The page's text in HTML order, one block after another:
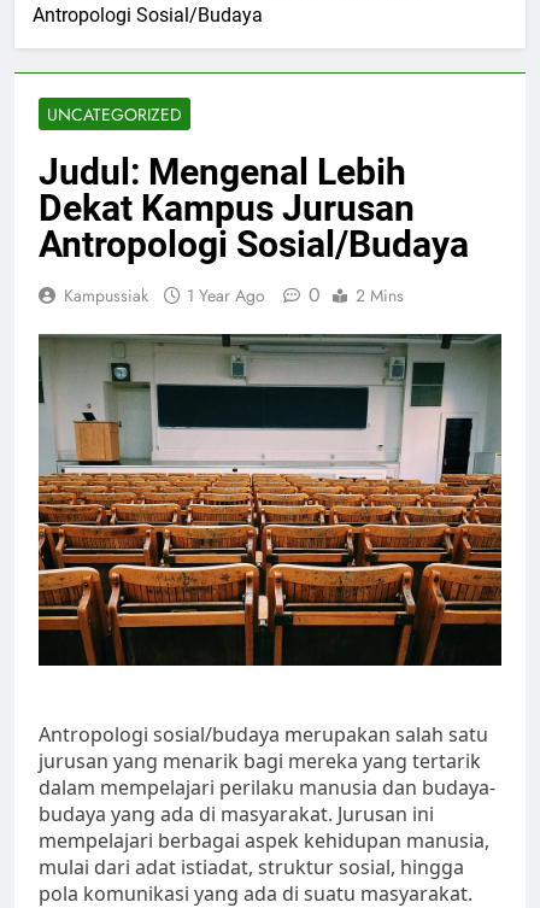
Antropologi Sosial/Budaya
UNCATEGORIZED
Judul: Mengenal Lebih
Dekat Kampus Jurusan
Antropologi Sosial/Budaya
Kampussiak 1 Year Ago 0 2 Mins
Antropologi sosial/budaya merupakan salah satu
jurusan yang menarik bagi mereka yang tertarik
dalam mempelajari perilaku manusia dan budaya-
budaya yang ada di masyarakat. Jurusan ini
mempelajari berbagai aspek kehidupan manusia,
mulai dari adat istiadat, struktur sosial, hingga
pola komunikasi yang ada di suatu masyarakat.